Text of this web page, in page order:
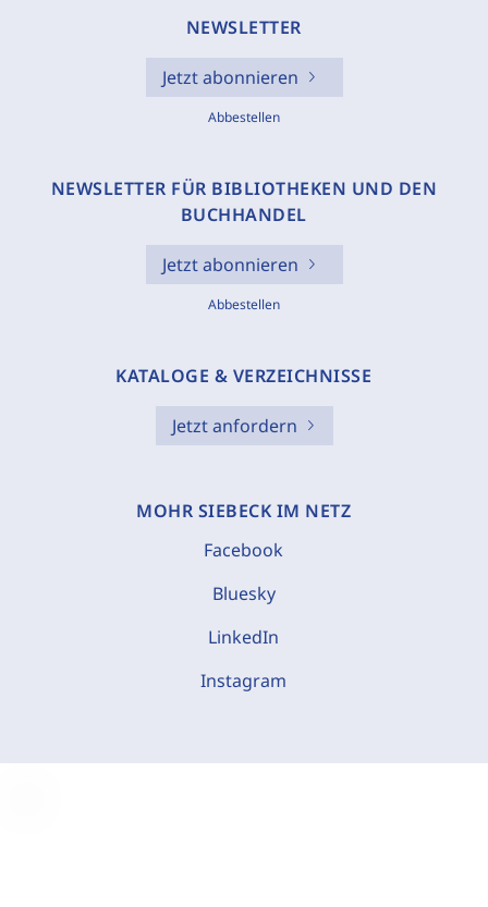
NEWSLETTER
Jetzt abonnieren
Abbestellen
NEWSLETTER FÜR BIBLIOTHEKEN UND DEN
BUCHHANDEL
Jetzt abonnieren
Abbestellen
KATALOGE & VERZEICHNISSE
Jetzt anfordern
MOHR SIEBECK IM NETZ
Facebook
Bluesky
LinkedIn
Instagram